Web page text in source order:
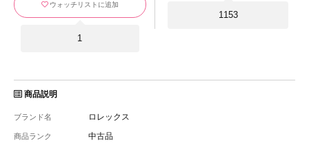
1153
ウォッチリストに追加
1
商品説明
ブランド名 ロレックス
商品ランク 中古品